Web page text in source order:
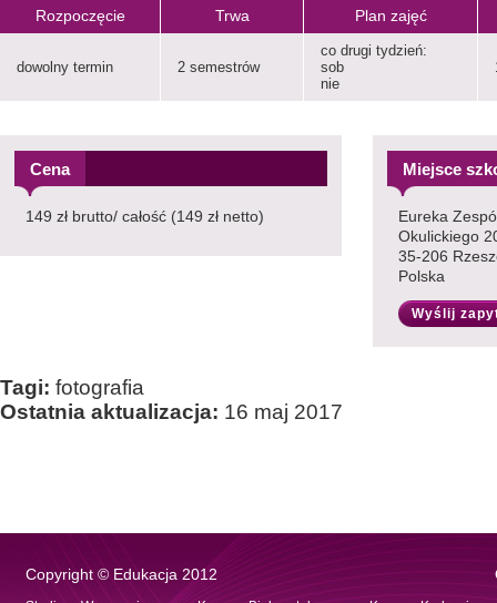
Rozpoczęcie Trwa Plan zajęć
dowolny termin 2 semestrów
co drugi tydzień:
sob
nie
Cena
149 zł brutto/ całość (149 zł netto)
Miejsce
Eureka
Okulickiego
35-206
Polska
Wyślij
Tagi: fotografia
Ostatnia aktualizacja: 16 maj 2017
Copyright © Edukacja 2012